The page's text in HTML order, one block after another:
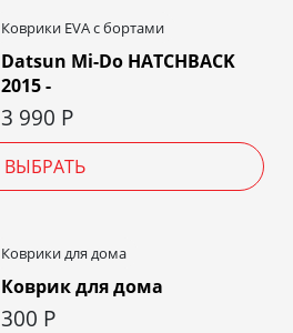
Коврики EVA c бортами
Datsun Mi-Do HATCHBACK
2015 -
3 990 Р
ВЫБРАТЬ
Коврики для дома
Коврик для дома
300 Р